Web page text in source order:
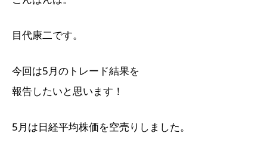
目代康二です。
今回は5月のトレード結果を
報告したいと思います！
5月は日経平均株価を空売りしました。